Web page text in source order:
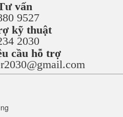
vấn
9527
kỹ thuật
2030
cầu hỗ trợ